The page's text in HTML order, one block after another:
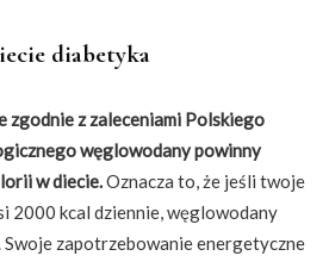
diabetyka
zgodnie z zaleceniami Polskiego
węglowodany powinny
w diecie.Oznacza to, że jeśli twoje
2000 kcal dziennie, węglowodany
zapotrzebowanie energetyczne